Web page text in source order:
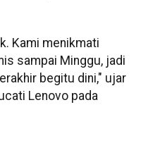
Kami menikmati
sampai Minggu, jadi
begitu dini," ujar
Lenovo pada